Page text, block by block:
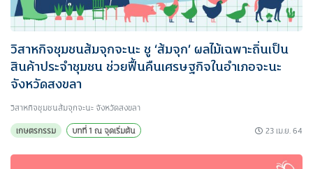
วิสาหกิจชุมชนส้มจุกจะนะ ชู ‘ส้มจุก’ ผลไม้เฉพาะถิ่นเป็น
สินค้าประจำชุมชน ช่วยฟื้นคืนเศรษฐกิจในอำเภอจะนะ
จังหวัดสงขลา
วิสาหกิจชุมชนส้มจุกจะนะ จังหวัดสงขลา
เกษตรกรรม
บทที่ 1 ณ จุดเริ่มต้น 23 เม.ย. 64